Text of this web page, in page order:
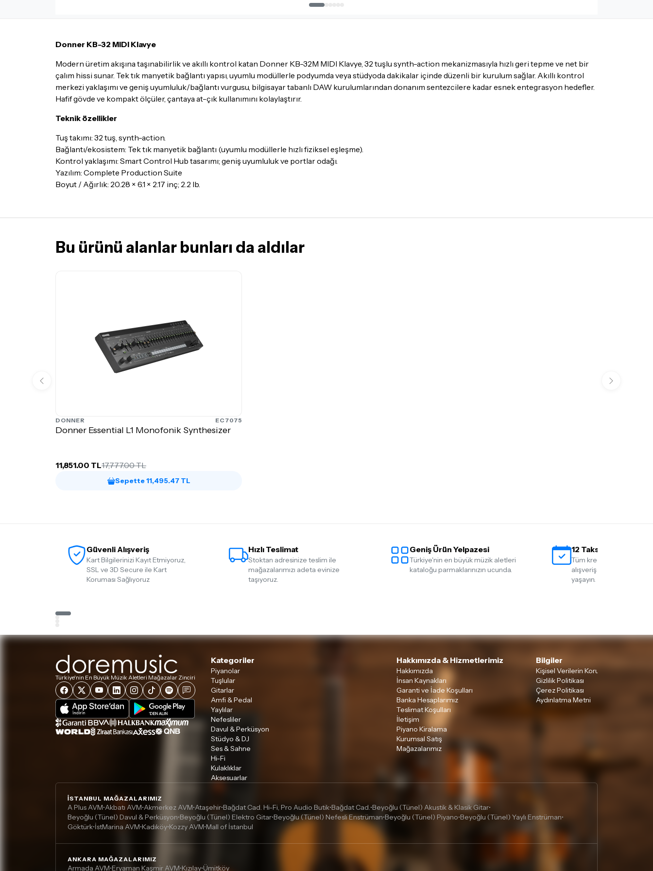
gerekmektedir. Satın almış olduğunuz ürünü göndermeden önce
mutlakaDestekekibimiz ile iletişime geçerek bilgi veriniz.
İade ve değişim koşulları, ürün kategorilerine göre farklılık gösterebilir.
Donner KB-32 MIDI Klavye
Modern üretim akışına taşınabilirlik ve akıllı kontrol katan Donner KB-32M MIDI Klavye, 32 tuşlu synth-action mekanizmasıyla hızlı geri tepme ve net bir
çalım hissi sunar. Tek tık manyetik bağlantı yapısı, uyumlu modüllerle podyumda veya stüdyoda dakikalar içinde düzenli bir kurulum sağlar. Akıllı kontrol
merkezi yaklaşımı ve geniş uyumluluk/bağlantı vurgusu, bilgisayar tabanlı DAW kurulumlarından donanım sentezcilere kadar esnek entegrasyon hedefler.
Hafif gövde ve kompakt ölçüler, çantaya at-çık kullanımını kolaylaştırır.
Teknik özellikler
Tuş takımı: 32 tuş, synth-action.
Bağlantı/ekosistem: Tek tık manyetik bağlantı (uyumlu modüllerle hızlı fiziksel eşleşme).
Kontrol yaklaşımı: Smart Control Hub tasarımı; geniş uyumluluk ve portlar odağı.
Yazılım: Complete Production Suite
Boyut / Ağırlık: 20.28 × 6.1 × 2.17 inç; 2.2 lb.
Bu ürünü alanlar bunları da aldılar
DONNER EC7075
Donner Essential L1 Monofonik Synthesizer
11,851.00 TL17,777.00 TL
Sepette 11,495.47 TL
Güvenli Alışveriş
Kart Bilgilerinizi Kayıt Etmiyoruz,
SSL ve 3D Secure ile Kart
Koruması Sağlıyoruz
Hızlı Teslimat
Stoktan adresinize teslim ile
mağazalarımızı adeta evinize
taşıyoruz.
Geniş Ürün Yelpazesi
Türkiye'nin en büyük müzik aletleri
kataloğu parmaklarınızın ucunda.
12 Taksit İmkanı
Tüm kredi kartlarına 12
alışveriş yapmanın
yaşayın.
Türkiye'nin En Büyük Müzik Aletleri Mağazalar Zinciri
Kategoriler
Piyanolar
Tuşlular
Gitarlar
Amfi & Pedal
Yaylılar
Nefesliler
Davul & Perküsyon
Stüdyo & DJ
Ses & Sahne
Hi-Fi
Kulaklıklar
Aksesuarlar
Hakkımızda & Hizmetlerimiz
Hakkımızda
İnsan Kaynakları
Garanti ve İade Koşulları
Banka Hesaplarımız
Teslimat Koşulları
İletişim
Piyano Kiralama
Kurumsal Satış
Mağazalarımız
Bilgiler
Kişisel Verilerin Korunması
Gizlilik Politikası
Çerez Politikası
Aydınlatma Metni
İSTANBUL MAĞAZALARIMIZ
A Plus AVM•Akbatı AVM•Akmerkez AVM•Ataşehir•Bağdat Cad. Hi-Fi, Pro Audio Butik•Bağdat Cad.•Beyoğlu (Tünel) Akustik & Klasik Gitar•
Beyoğlu (Tünel) Davul & Perküsyon•Beyoğlu (Tünel) Elektro Gitar•Beyoğlu (Tünel) Nefesli Enstrüman•Beyoğlu (Tünel) Piyano•Beyoğlu (Tünel) Yaylı Enstrüman•
Göktürk•İstMarina AVM•Kadıköy•Kozzy AVM•Mall of İstanbul
ANKARA MAĞAZALARIMIZ
Armada AVM•Eryaman Kaşmir AVM•Kızılay•Ümitköy